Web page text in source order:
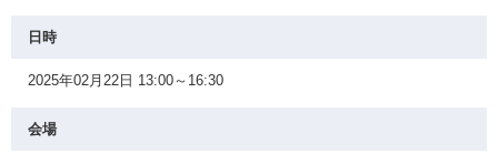
日時
2025年02月22日 13:00～16:30
会場